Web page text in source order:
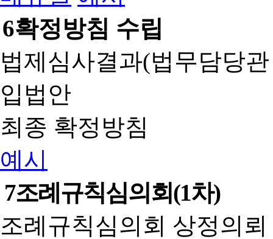
6확정방침 수립
법제심사결과(법무담당
입법안
최종 확정방침
예시
7조례규칙심의회(1차)
조례규칙심의회 상정의